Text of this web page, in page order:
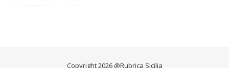
Copyright 2026 @Rubrica Sicilia